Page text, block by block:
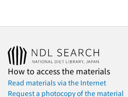
How to access the materials
Read materials via the Internet
Request a photocopy of the material